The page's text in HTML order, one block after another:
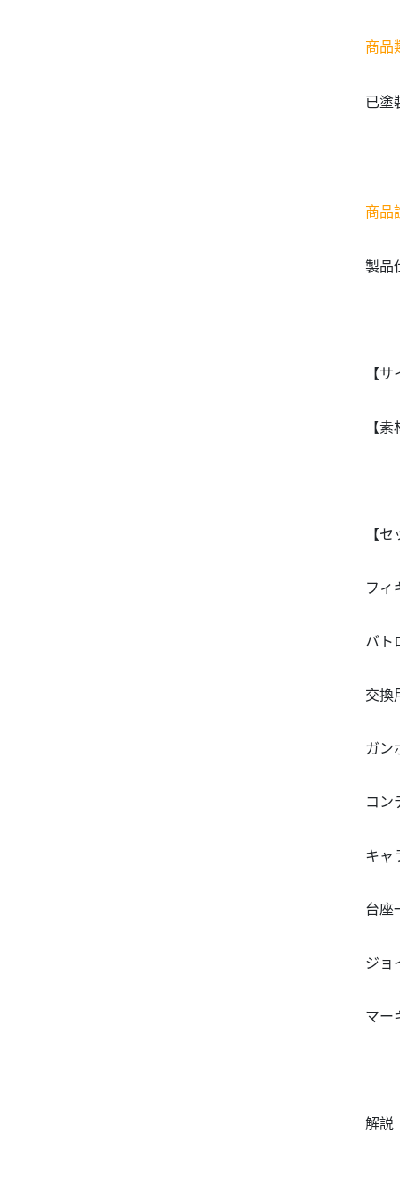
商品
已塗
商品
製品
【
【
【
フィ
バト
交換
ガン
コン
キャ
台座
ジョ
マー
解説